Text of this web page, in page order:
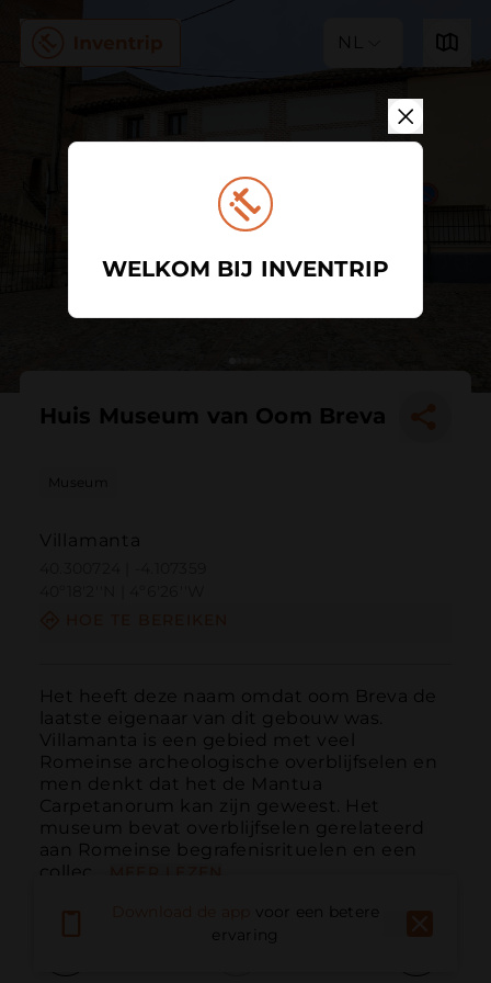
NL
Huis Museum van Oom Breva
Museum
Villamanta
Het heeft deze naam omdat oom Breva de
laatste eigenaar van dit gebouw was.
Villamanta is een gebied met veel
Romeinse archeologische overblijfselen en
men denkt dat het de Mantua
Carpetanorum kan zijn geweest. Het
museum bevat overblijfselen gerelateerd
aan Romeinse begrafenisrituelen en een
collec...
voor een betere
ervaring
WELKOM BIJ INVENTRIP